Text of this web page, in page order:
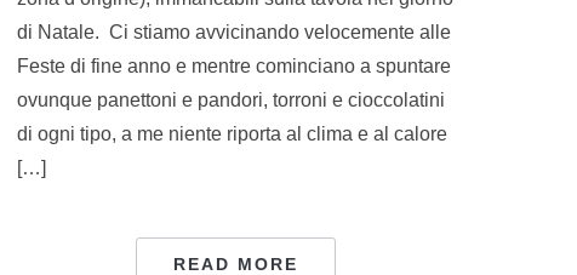
di Natale. Ci stiamo avvicinando velocemente alle
Feste di fine anno e mentre cominciano a spuntare
ovunque panettoni e pandori, torroni e cioccolatini
di ogni tipo, a me niente riporta al clima e al calore
[…]
READ MORE